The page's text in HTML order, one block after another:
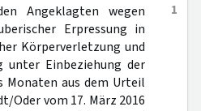
1
Angeklagten wegen
Erpressung in
Körperverletzung und
unter Einbeziehung der
Monaten aus dem Urteil
Oder vom 17. März 2016